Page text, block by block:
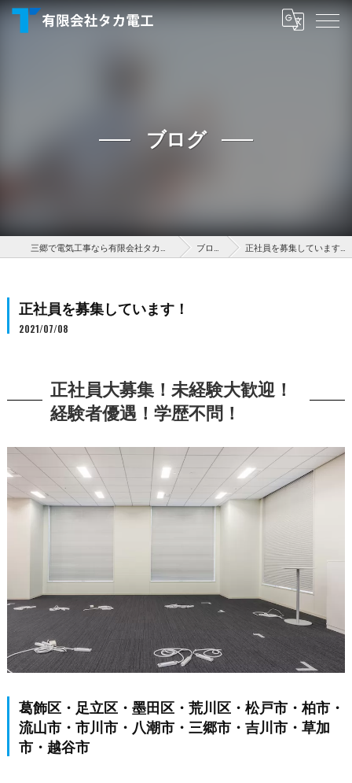
ブログ
ブログ 正社員を募集しています！
正社員を募集しています！
2021/07/08
正社員大募集！未経験大歓迎！
経験者優遇！学歴不問！
葛飾区・足立区・墨田区・荒川区・松戸市・柏市・
流山市・市川市・八潮市・三郷市・吉川市・草加
市・越谷市